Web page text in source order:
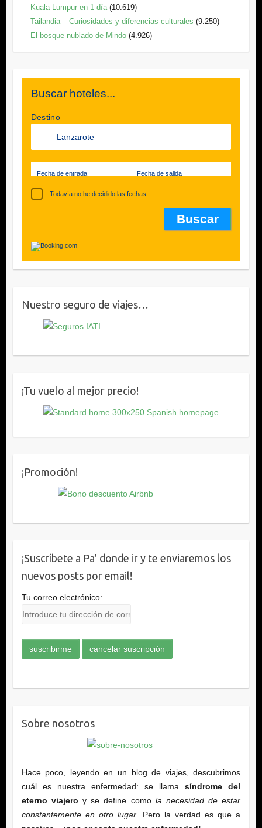
Kuala Lumpur en 1 día (10.619)
Tailandia – Curiosidades y diferencias culturales (9.250)
El bosque nublado de Mindo (4.926)
Buscar hoteles...
Destino
Fecha de entrada Fecha de salida
Todavía no he decidido las fechas
Nuestro seguro de viajes…
¡Tu vuelo al mejor precio!
¡Promoción!
¡Suscríbete a Pa' donde ir y te enviaremos los
nuevos posts por email!
Tu correo electrónico:
Sobre nosotros
Hace poco, leyendo en un blog de viajes, descubrimos
cuál es nuestra enfermedad: se llamasíndrome del
eterno viajero y se define como la necesidad de estar
constantemente en otro lugar. Pero la verdad es que a